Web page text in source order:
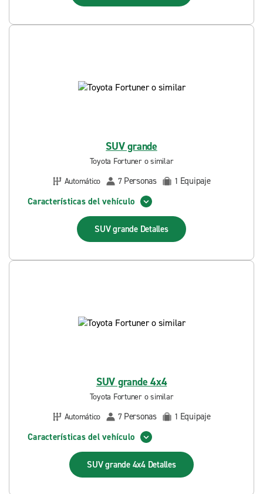
SUV grande
Toyota Fortuner o similar
Automático
7 Personas 1 Equipaje
Características del vehículo
SUV grande Detalles
SUV grande 4x4
Toyota Fortuner o similar
Automático
7 Personas 1 Equipaje
Características del vehículo
SUV grande 4x4 Detalles